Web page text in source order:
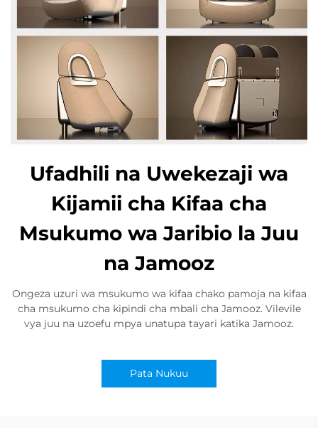
Ufadhili na Uwekezaji wa
Kijamii cha Kifaa cha
Msukumo wa Jaribio la Juu
na Jamooz
Ongeza uzuri wa msukumo wa kifaa chako pamoja na kifaa
cha msukumo cha kipindi cha mbali cha Jamooz. Vilevile
vya juu na uzoefu mpya unatupa tayari katika Jamooz.
Pata Nukuu